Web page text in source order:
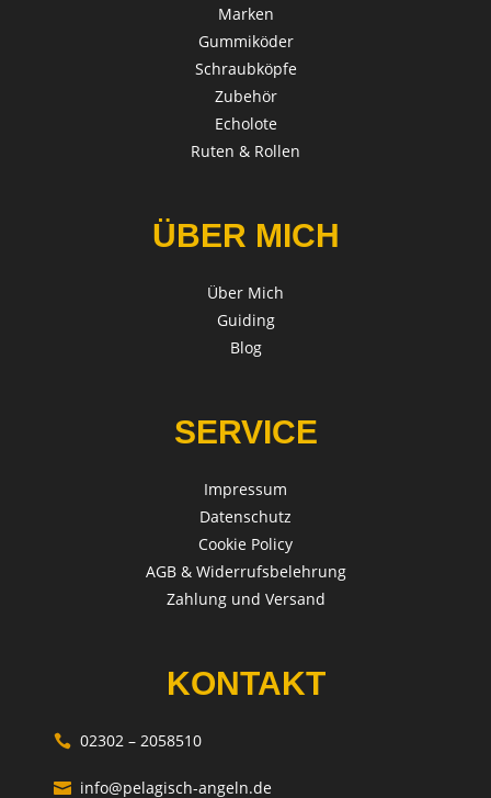
Marken
Gummiköder
Schraubköpfe
Zubehör
Echolote
Ruten & Rollen
ÜBER MICH
Über Mich
Guiding
Blog
SERVICE
Impressum
Datenschutz
Cookie Policy
AGB & Widerrufsbelehrung
Zahlung und Versand
KONTAKT
 02302 – 2058510
 info@pelagisch-angeln.de